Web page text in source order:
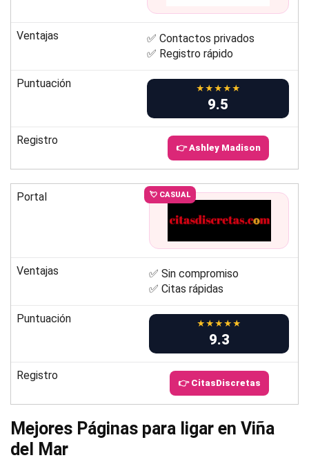
Ventajas
✅ Contactos privados
✅ Registro rápido
Puntuación ★★★★★
9.5
Registro
👉 Ashley Madison
Portal 💘 CASUAL
Ventajas
✅ Sin compromiso
✅ Citas rápidas
Puntuación ★★★★★
9.3
Registro
👉 CitasDiscretas
Mejores Páginas para ligar en Viña
del Mar